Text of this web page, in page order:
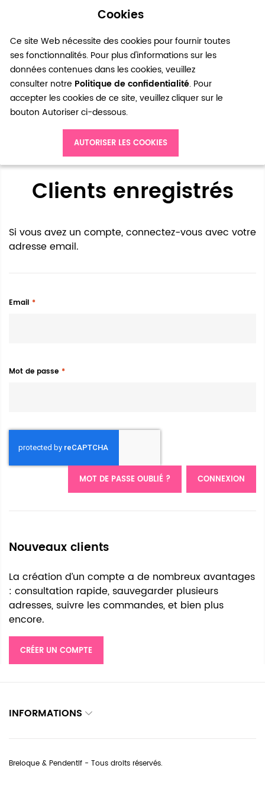
Cookies
Ce site Web nécessite des cookies pour fournir toutes
ses fonctionnalités. Pour plus d'informations sur les
données contenues dans les cookies, veuillez
consulter notre Politique de confidentialité. Pour
accepter les cookies de ce site, veuillez cliquer sur le
bouton Autoriser ci-dessous.
AUTORISER LES COOKIES
0
Accès client
Clients enregistrés
Si vous avez un compte, connectez-vous avec votre
adresse email.
Email
Mot de passe
CONNEXION
MOT DE PASSE OUBLIÉ ?
Nouveaux clients
La création d’un compte a de nombreux avantages
: consultation rapide, sauvegarder plusieurs
adresses, suivre les commandes, et bien plus
encore.
CRÉER UN COMPTE
INFORMATIONS
Breloque & Pendentif - Tous droits réservés.